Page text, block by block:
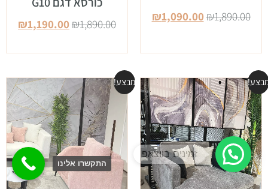
₪1,890.00
₪1,090.00
₪1,890.00
₪1,190.00
מבצע!
התקשרו אלינו